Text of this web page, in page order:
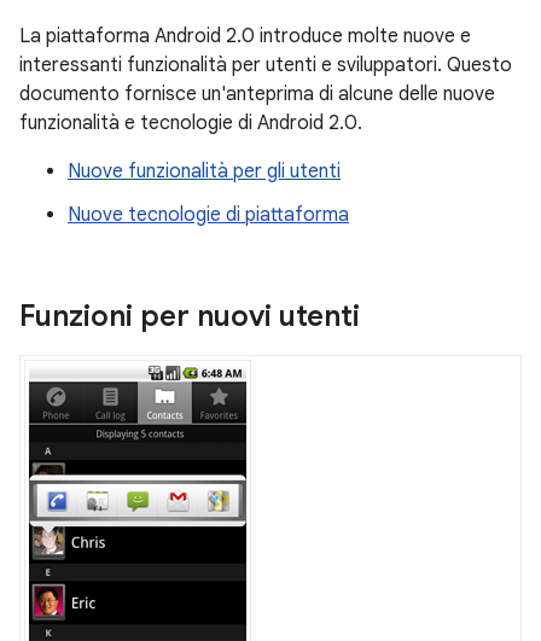
La piattaforma Android 2.0 introduce molte nuove e
interessanti funzionalità per utenti e sviluppatori. Questo
documento fornisce un'anteprima di alcune delle nuove
funzionalità e tecnologie di Android 2.0.
Nuove funzionalità per gli utenti
Nuove tecnologie di piattaforma
Funzioni per nuovi utenti